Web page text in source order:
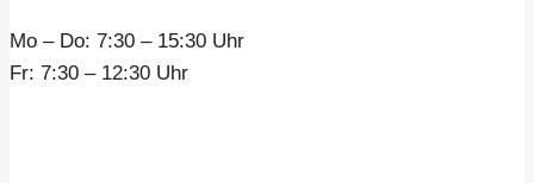
Mo – Do: 7:30 – 15:30 Uhr
Fr: 7:30 – 12:30 Uhr